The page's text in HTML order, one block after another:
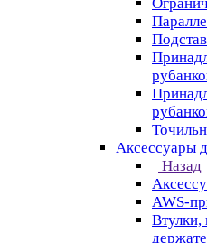
Аксессуары
Назад
AWS-